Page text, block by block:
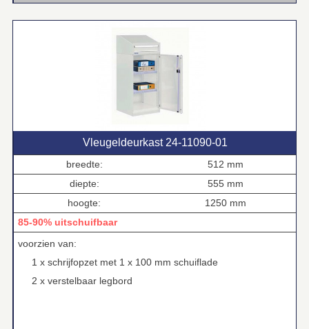
Vleugeldeurkast 24‑11090‑01
breedte:
512 mm
diepte:
555 mm
hoogte:
1250 mm
85-90% uitschuifbaar
voorzien van:
1 x schrijfopzet met 1 x 100 mm schuiflade
2 x verstelbaar legbord